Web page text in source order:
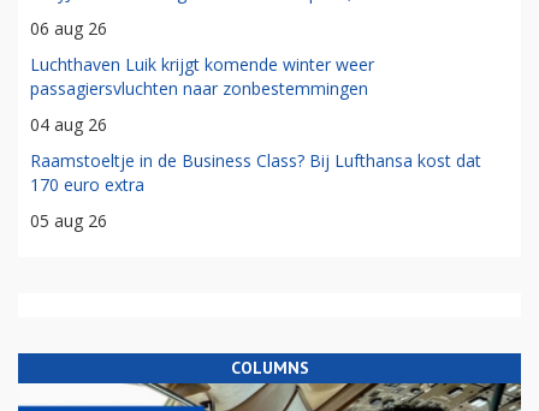
06 aug 26
Luchthaven Luik krijgt komende winter weer
passagiersvluchten naar zonbestemmingen
04 aug 26
Raamstoeltje in de Business Class? Bij Lufthansa kost dat
170 euro extra
05 aug 26
COLUMNS